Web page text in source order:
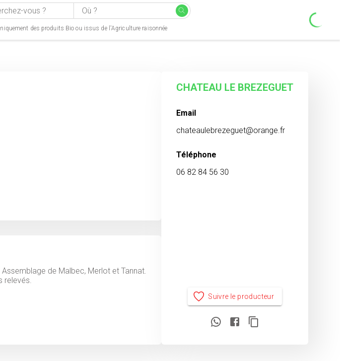
des produits Bio ou issus de l'Agriculture raisonnée
de Malbec, Merlot et Tannat.
relevés.
CHATEAU LE BREZEGUET
Email
chateaulebrezeguet@orange.fr
Téléphone
06 82 84 56 30
Suivre le producteur